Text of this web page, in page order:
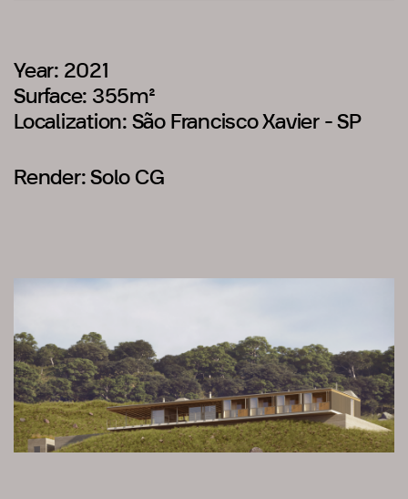
Year: 2021
Surface: 355m²
Localization: São Francisco Xavier - SP
Render: Solo CG